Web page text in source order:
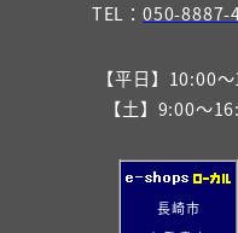
TEL：050-8887-
【平日】10:00
【土】9:00～
長崎市